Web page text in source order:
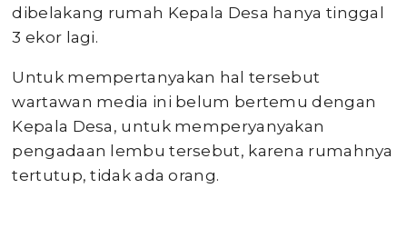
dibelakang rumah Kepala Desa hanya tinggal
3 ekor lagi.
Untuk mempertanyakan hal tersebut
wartawan media ini belum bertemu dengan
Kepala Desa, untuk memperyanyakan
pengadaan lembu tersebut, karena rumahnya
tertutup, tidak ada orang.